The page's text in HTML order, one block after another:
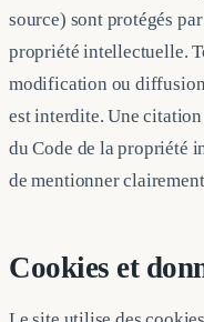
source) sont protégés
propriété intellectuelle.
modification ou
est interdite. Une
du Code de la propriété
de mentionner
Cookies et